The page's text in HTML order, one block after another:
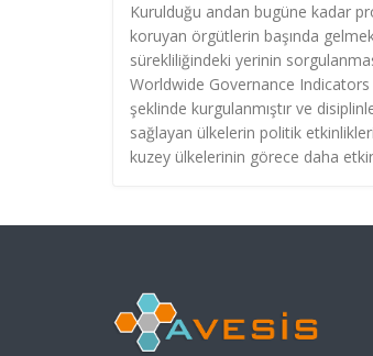
Kurulduğu andan bugüne kadar
koruyan örgütlerin başında
sürekliliğindeki yerinin
Worldwide Governance Indicators
şeklinde kurgulanmıştır ve
sağlayan ülkelerin politik
kuzey ülkelerinin görece daha